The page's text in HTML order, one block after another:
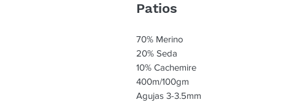
Patios
70% Merino
20% Seda
10% Cachemire
400m/100gm
Agujas 3-3.5mm